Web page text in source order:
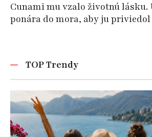
Cunami mu vzalo životnú lásku.
ponára do mora, aby ju
TOP Trendy